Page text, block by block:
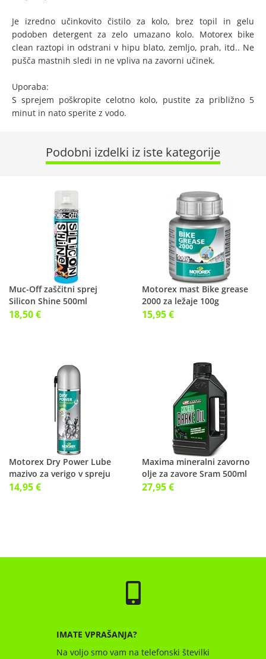
Je izredno učinkovito čistilo za kolo, brez topil in gelu
podoben detergent za zelo umazano kolo. Motorex bike
clean raztopi in odstrani v hipu blato, zemljo, prah, itd.. Ne
pušča mastnih sledi in ne vpliva na zavorni učinek.
Uporaba:
S sprejem poškropite celotno kolo, pustite za približno 5
minut in nato sperite z vodo.
Podobni izdelki iz iste kategorije
Muc-Off zaščitni sprej
Silicon Shine 500ml
18,50 €
Motorex mast Bike grease
2000 za ležaje 100g
15,95 €
Motorex Dry Power Lube
mazivo za verigo v spreju
300ml
14,95 €
Maxima mineralni zavorno
olje za zavore Sram 500ml
27,95 €
IMATE VPRAŠANJA?
Na voljo smo vam na telefonski številki